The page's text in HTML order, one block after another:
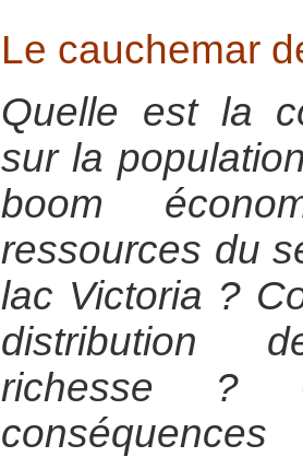
Le cauchemar
Quelle est la
sur la
boom
ressources du
lac Victoria ?
distribution
richesse ?